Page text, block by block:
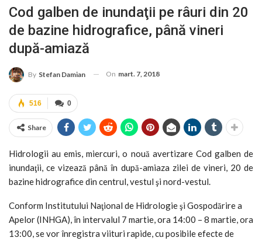
Cod galben de inundaţii pe râuri din 20
de bazine hidrografice, până vineri
după-amiază
By Stefan Damian On mart. 7, 2018
0
516
Share
Hidrologii au emis, miercuri, o nouă avertizare Cod galben de
inundaţii, ce vizează până în după-amiaza zilei de vineri, 20 de
bazine hidrografice din centrul, vestul şi nord-vestul.
Conform Institutului Naţional de Hidrologie şi Gospodărire a
Apelor (INHGA), în intervalul 7 martie, ora 14:00 – 8 martie, ora
13:00, se vor înregistra viituri rapide, cu posibile efecte de